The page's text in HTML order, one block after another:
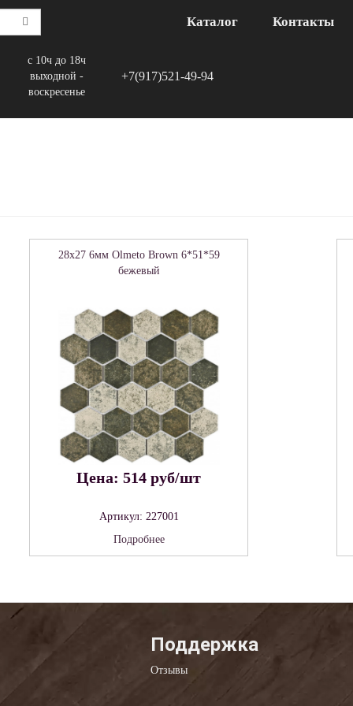
Каталог Контакты
с 10ч до 18ч
выходной -
воскресенье
+7(917)521-49-94
28x27 6мм Olmeto Brown 6*51*59
бежевый
Цена: 514 руб/шт
Артикул: 227001
Подробнее
Поддержка
Отзывы